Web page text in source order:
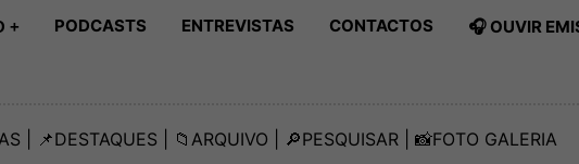
+ PODCASTS ENTREVISTAS CONTACTOS 🎧 OUVIR
| 📌DESTAQUES | 📁 ARQUIVO | 🔎PESQUISAR | 📸FOTO GALERIA